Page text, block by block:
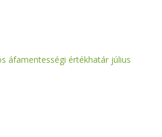
áfamentességi értékhatár július